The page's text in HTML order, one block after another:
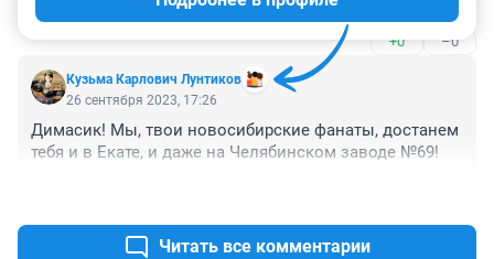
+0 –0
Кузьма Карлович Лунтиков
26 сентября 2023, 17:26
Димасик! Мы, твои новосибирские фанаты, достанем
тебя и в Екате, и даже на Челябинском заводе №69!
Читать все комментарии